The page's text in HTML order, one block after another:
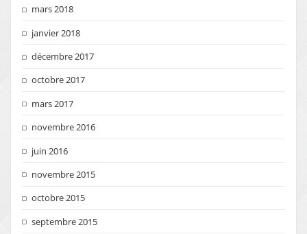
mars 2018
janvier 2018
décembre 2017
octobre 2017
mars 2017
novembre 2016
juin 2016
novembre 2015
octobre 2015
septembre 2015